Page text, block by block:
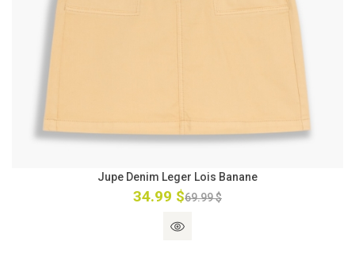
Jupe Denim Leger Lois Banane
34.99 $69.99 $